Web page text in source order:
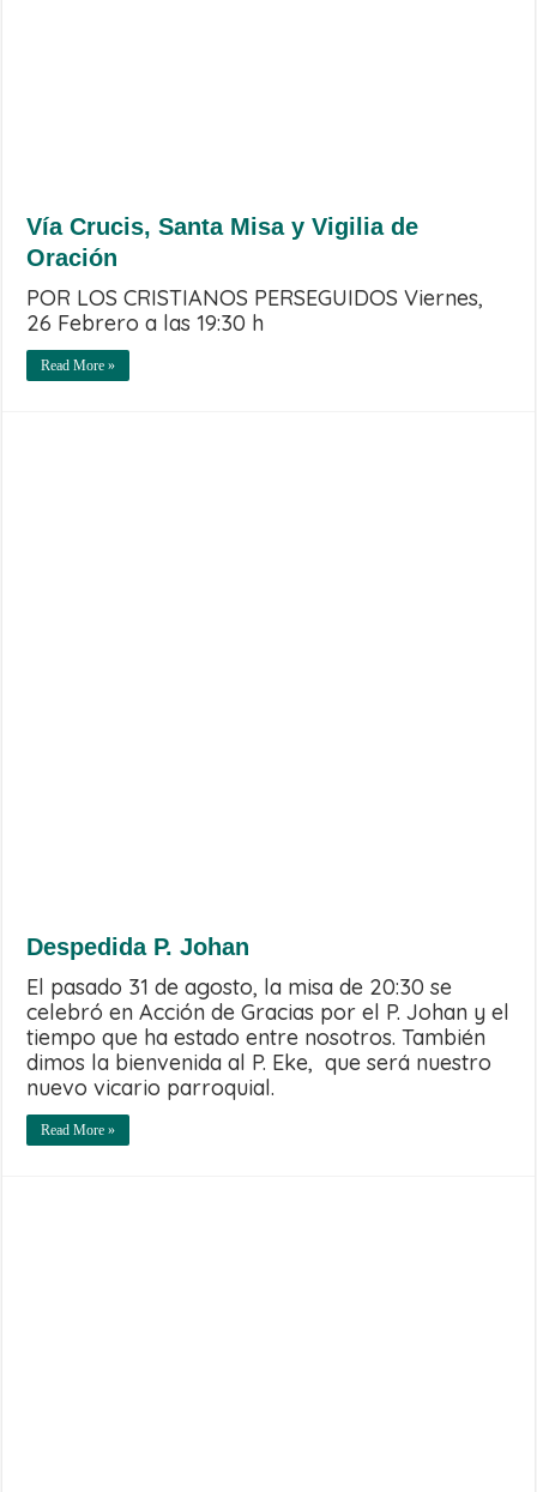
Vía Crucis, Santa Misa y Vigilia de
Oración
POR LOS CRISTIANOS PERSEGUIDOS Viernes,
26 Febrero a las 19:30 h
Read More »
Despedida P. Johan
El pasado 31 de agosto, la misa de 20:30 se
celebró en Acción de Gracias por el P. Johan y el
tiempo que ha estado entre nosotros. También
dimos la bienvenida al P. Eke, que será nuestro
nuevo vicario parroquial.
Read More »